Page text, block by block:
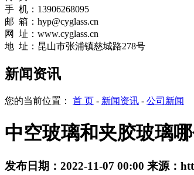
手 机：13906268095
邮 箱：hyp@cyglass.cn
网
址： www.cyglass.cn
地 址：昆山市张浦镇慈城路278号
新闻资讯
您的当前位置： 首 页 - 新闻资讯 - 公司新闻
中空玻璃和夹胶玻璃
发布日期： 2022-11-07 00:00 来源：